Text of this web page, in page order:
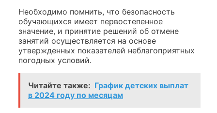
Необходимо помнить, что безопасность
обучающихся имеет первостепенное
значение, и принятие решений об отмене
занятий осуществляется на основе
утвержденных показателей неблагоприятных
погодных условий.
Читайте также: График детских выплат
в 2024 году по месяцам